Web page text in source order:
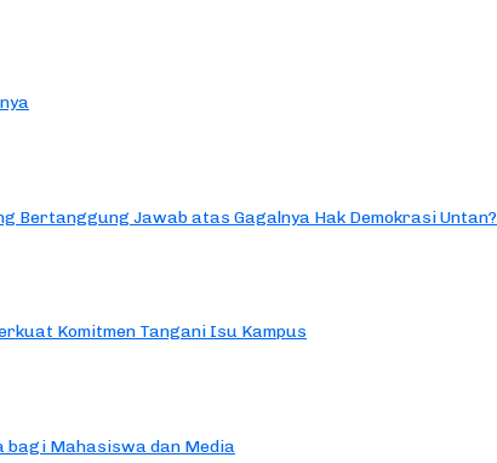
Bertanggung Jawab atas Gagalnya Hak Demokrasi Untan?
Komitmen Tangani Isu Kampus
bagi Mahasiswa dan Media